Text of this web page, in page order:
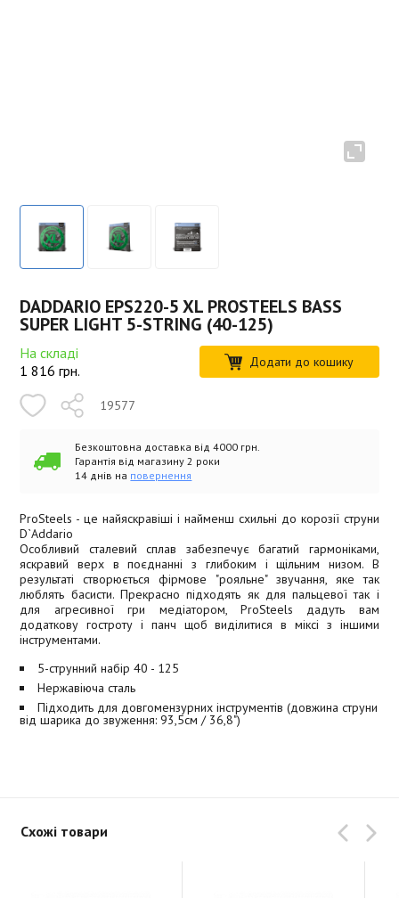
DADDARIO EPS220-5 XL PROSTEELS BASS
SUPER LIGHT 5-STRING (40-125)
На складі
1 816 грн. Додати до кошику
19577
Безкоштовна доставка від 4000 грн.
Гарантія від магазину 2 роки
14 днів на повернення
ProSteels - це найяскравіші і найменш схильні до корозії струни
D`Addario
Особливий сталевий сплав забезпечує багатий гармоніками,
яскравий верх в поєднанні з глибоким і щільним низом. В
результаті створюється фірмове "рояльне" звучання, яке так
люблять басисти. Прекрасно підходять як для пальцевої так і
для агресивної гри медіатором, ProSteels дадуть вам
додаткову гостроту і панч щоб виділитися в міксі з іншими
інструментами.
5-струнний набір 40 - 125
Нержавіюча сталь
Підходить для довгомензурних інструментів (довжина струни
від шарика до звуження: 93,5см / 36,8")
Схожі товари